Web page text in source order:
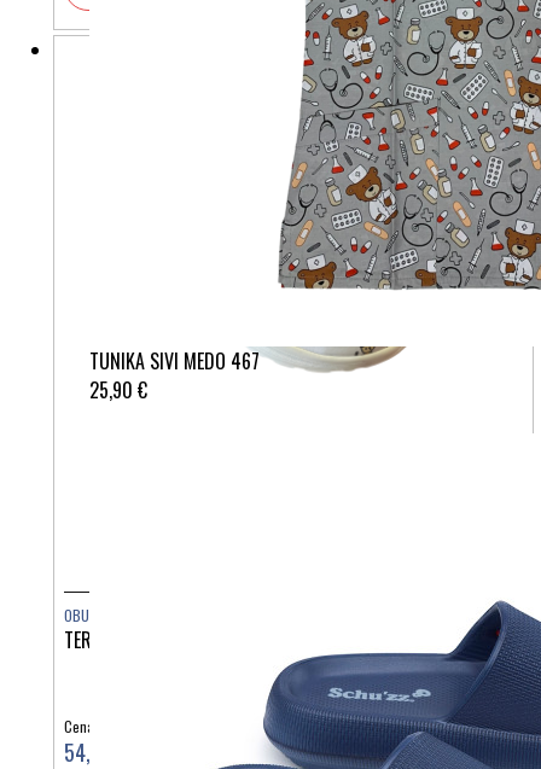
TUNIKA SIVI MEDO 467
25,90 €
OBUTEV
TERLIK SABO AIRLIGHT KINDER MIKROFIBRA ST1315
Cena:
54,90 €